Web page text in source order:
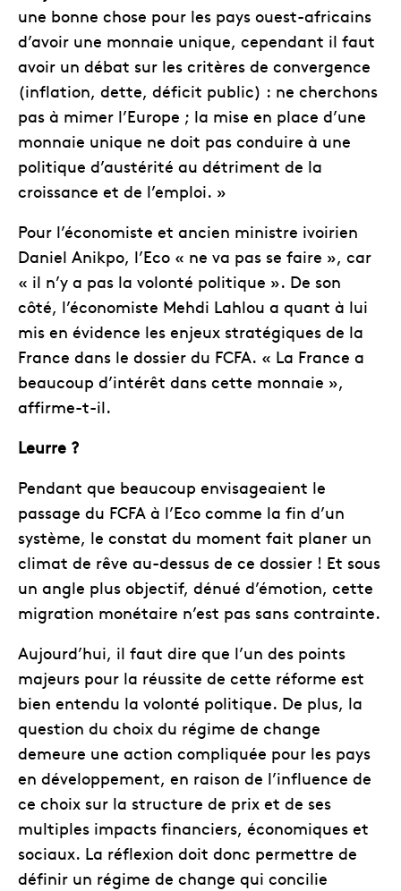
une bonne chose pour les pays ouest-africains
d’avoir une monnaie unique, cependant il faut
avoir un débat sur les critères de convergence
(inflation, dette, déficit public) : ne cherchons
pas à mimer l’Europe ; la mise en place d’une
monnaie unique ne doit pas conduire à une
politique d’austérité au détriment de la
croissance et de l’emploi. »
Pour l’économiste et ancien ministre ivoirien
Daniel Anikpo, l’Eco « ne va pas se faire », car
« il n’y a pas la volonté politique ». De son
côté, l’économiste Mehdi Lahlou a quant à lui
mis en évidence les enjeux stratégiques de la
France dans le dossier du FCFA. « La France a
beaucoup d’intérêt dans cette monnaie »,
affirme-t-il.
Leurre ?
Pendant que beaucoup envisageaient le
passage du FCFA à l’Eco comme la fin d’un
système, le constat du moment fait planer un
climat de rêve au-dessus de ce dossier ! Et sous
un angle plus objectif, dénué d’émotion, cette
migration monétaire n’est pas sans contrainte.
Aujourd’hui, il faut dire que l’un des points
majeurs pour la réussite de cette réforme est
bien entendu la volonté politique. De plus, la
question du choix du régime de change
demeure une action compliquée pour les pays
en développement, en raison de l’influence de
ce choix sur la structure de prix et de ses
multiples impacts financiers, économiques et
sociaux. La réflexion doit donc permettre de
définir un régime de change qui concilie